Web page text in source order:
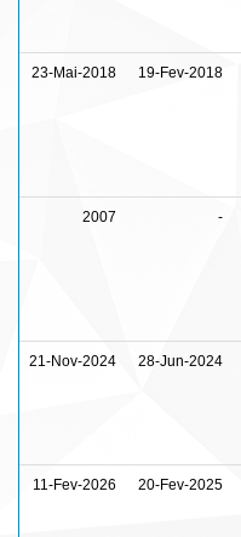
23-Mai-2018 19-Fev-2018
2007 -
21-Nov-2024 28-Jun-2024
11-Fev-2026 20-Fev-2025